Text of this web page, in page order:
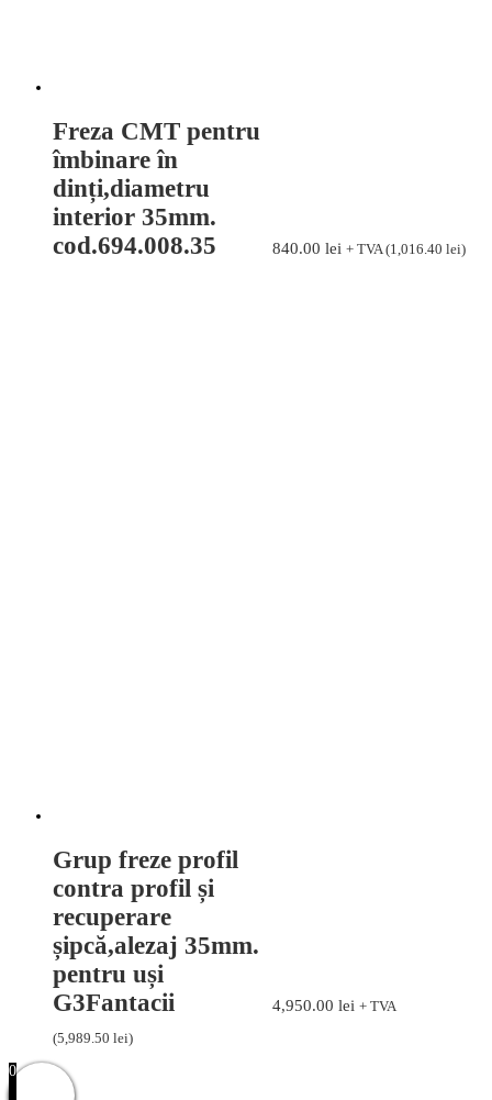
Freza CMT pentru
îmbinare în
dinți,diametru
interior 35mm.
cod.694.008.35
840.00 lei + TVA (1,016.40 lei)
Grup freze profil
contra profil și
recuperare
șipcă,alezaj 35mm.
pentru uși
G3Fantacii
4,950.00 lei + TVA
(5,989.50 lei)
Caută
0